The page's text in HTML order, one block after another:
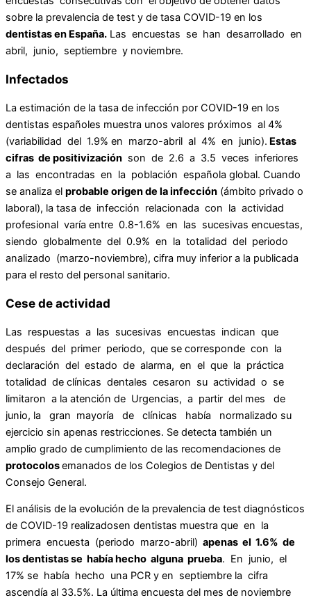
sobre la prevalencia de test y de tasa COVID-19 en los
dentistas en España. Las encuestas se han desarrollado en
abril, junio, septiembre y noviembre.
Infectados
La estimación de la tasa de infección por COVID-19 en los
dentistas españoles muestra unos valores próximos al 4%
(variabilidad del 1.9% en marzo-abril al 4% en junio). Estas
cifras de positivización son de 2.6 a 3.5 veces inferiores
a las encontradas en la población española global. Cuando
se analiza el probable origen de la infección (ámbito privado o
laboral), la tasa de infección relacionada con la actividad
profesional varía entre 0.8-1.6% en las sucesivas encuestas,
siendo globalmente del 0.9% en la totalidad del periodo
analizado (marzo-noviembre), cifra muy inferior a la publicada
para el resto del personal sanitario.
Cese de actividad
Las respuestas a las sucesivas encuestas indican que
después del primer periodo, que se corresponde con la
declaración del estado de alarma, en el que la práctica
totalidad de clínicas dentales cesaron su actividad o se
limitaron a la atención de Urgencias, a partir del mes de
junio, la gran mayoría de clínicas había normalizado su
ejercicio sin apenas restricciones. Se detecta también un
amplio grado de cumplimiento de las recomendaciones de
protocolosemanados de los Colegios de Dentistas y del
Consejo General.
El análisis de la evolución de la prevalencia de test diagnósticos
de COVID-19 realizadosen dentistas muestra que en la
primera encuesta (periodo marzo-abril) apenas el 1.6% de
los dentistas se había hecho alguna prueba. En junio, el
17% se había hecho una PCR y en septiembre la cifra
ascendía al 33.5%. La última encuesta del mes de noviembre